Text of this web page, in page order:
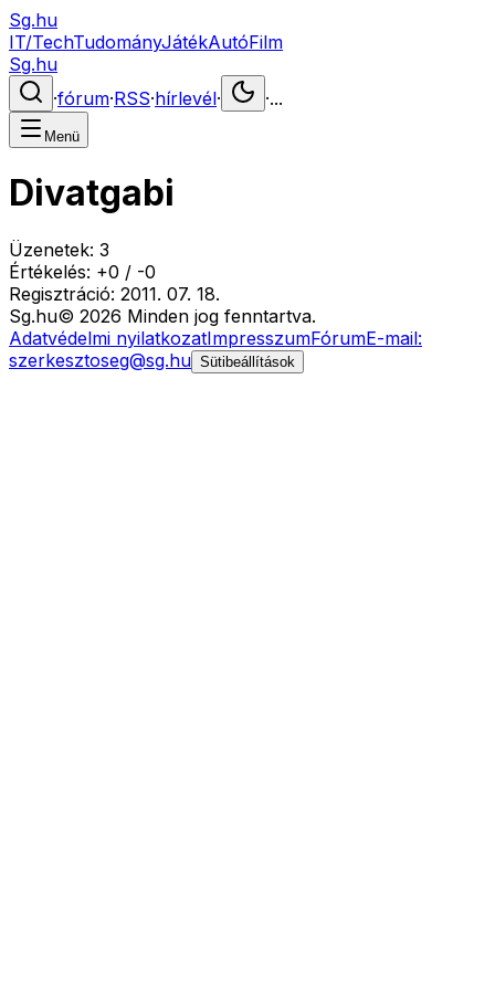
Sg.hu
IT/TechTudományJátékAutóFilm
Sg.hu
·fórum·RSS·hírlevél· ·...
Menü
Divatgabi
Üzenetek: 3
Értékelés: +0 / -0
Regisztráció: 2011. 07. 18.
Sg.hu© 2026 Minden jog fenntartva.
Adatvédelmi nyilatkozatImpresszumFórumE-mail:
szerkesztoseg@sg.hu Sütibeállítások